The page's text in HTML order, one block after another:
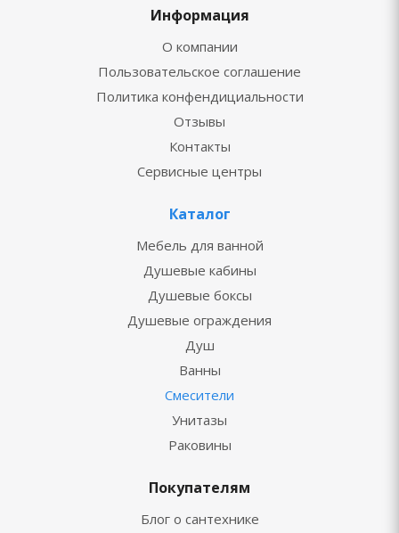
Информация
О компании
Пользовательское соглашение
Политика конфендициальности
Отзывы
Контакты
Сервисные центры
Каталог
Мебель для ванной
Душевые кабины
Душевые боксы
Душевые ограждения
Душ
Ванны
Смесители
Унитазы
Раковины
Покупателям
Блог о сантехнике